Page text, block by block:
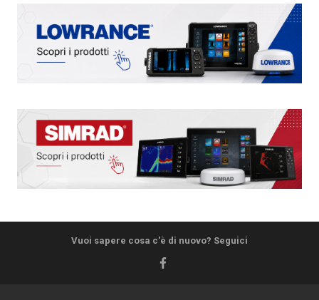
Vuoi sapere cosa c'è di nuovo? Seguici